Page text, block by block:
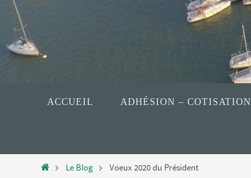
ACCUEIL ADHÉSION – COTISATION
Le Blog Voeux 2020 du Président